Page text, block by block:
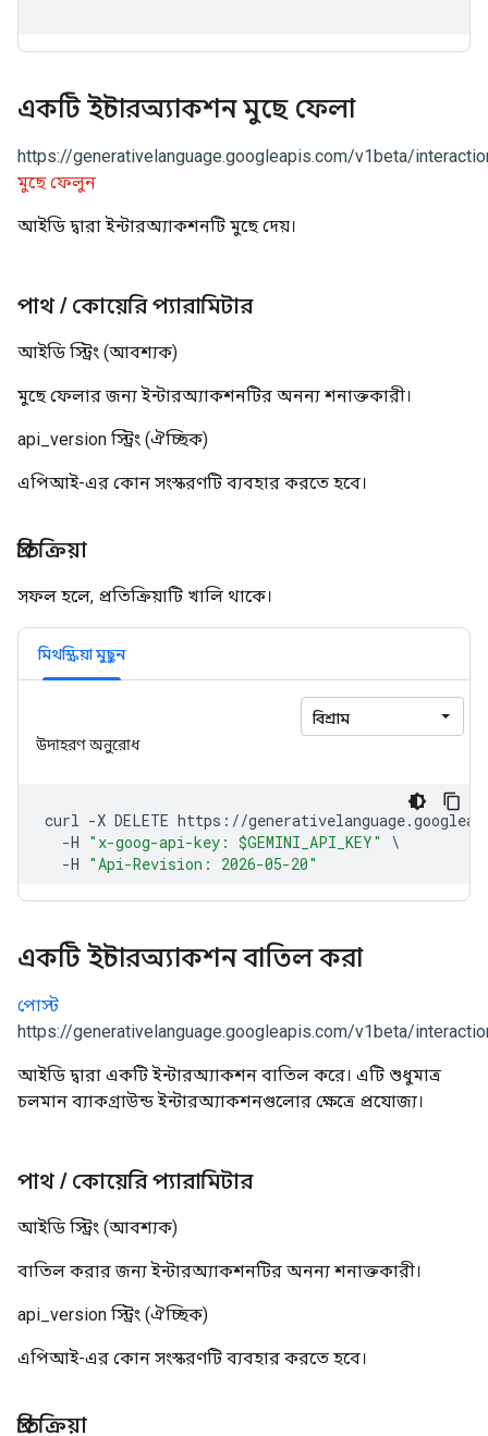
একটি ইন্টারঅ্যাকশন মুছে ফেলা
https://generativelanguage.googleapis.com/v1beta/
মুছে ফেলুন
আইডি দ্বারা ইন্টারঅ্যাকশনটি মুছে দেয়।
পাথ /কোয়েরি প্যারামিটার
আইডি স্ট্রিং (আবশ্যক)
মুছে ফেলার জন্য ইন্টারঅ্যাকশনটির অনন্য শনাক্তকারী।
api_version স্ট্রিং (ঐচ্ছিক)
এপিআই-এর কোন সংস্করণটি ব্যবহার করতে হবে।
প্রতিক্রিয়া
সফল হলে, প্রতিক্রিয়াটি খালি থাকে।
মিথস্ক্রিয়া মুছুন
একটি ইন্টারঅ্যাকশন বাতিল করা
পোস্ট
https://generativelanguage.googleapis.com/v1beta/
আইডি দ্বারা একটি ইন্টারঅ্যাকশন বাতিল করে। এটি শুধুমাত্র
চলমান ব্যাকগ্রাউন্ড ইন্টারঅ্যাকশনগুলোর ক্ষেত্রে প্রযোজ্য।
পাথ /কোয়েরি প্যারামিটার
আইডি স্ট্রিং (আবশ্যক)
বাতিল করার জন্য ইন্টারঅ্যাকশনটির অনন্য শনাক্তকারী।
api_version স্ট্রিং (ঐচ্ছিক)
এপিআই-এর কোন সংস্করণটি ব্যবহার করতে হবে।
প্রতিক্রিয়া